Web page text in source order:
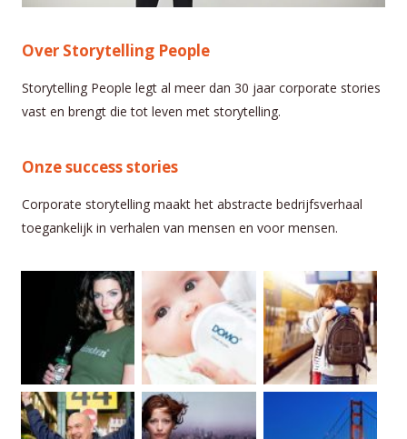
Over Storytelling People
Storytelling People legt al meer dan 30 jaar corporate stories
vast en brengt die tot leven met storytelling.
Onze success stories
Corporate storytelling maakt het abstracte bedrijfsverhaal
toegankelijk in verhalen van mensen en voor mensen.